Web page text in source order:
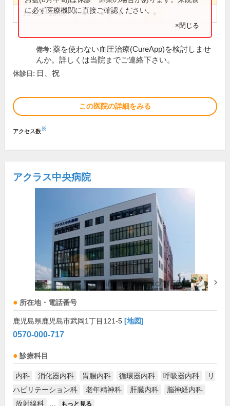
15:30～18:00 ● ● ●
に必ず医療機関に直接ご確認ください。
×閉じる
備考: 薬を使わない血圧治療(CureApp)を検討しませ
んか。詳しくは当院までご連絡下さい。
休診日: 日、祝
この医院の詳細をみる
アクセス数※
アクラス中央病院
所在地・電話番号
鹿児島県鹿児島市武岡1丁目121-5 [地図]
0570-000-717
診療科目
内科 消化器内科 胃腸内科 循環器内科 呼吸器内科
リ
ハビリテーション科
老年精神科 肝臓内科
脳神経内科
放射線科
もっと見る